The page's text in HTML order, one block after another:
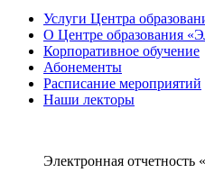
Услуги Центра
О Центре образования
Корпоративное обучение
Абонементы
Расписание мероприятий
Наши лекторы
Электронная